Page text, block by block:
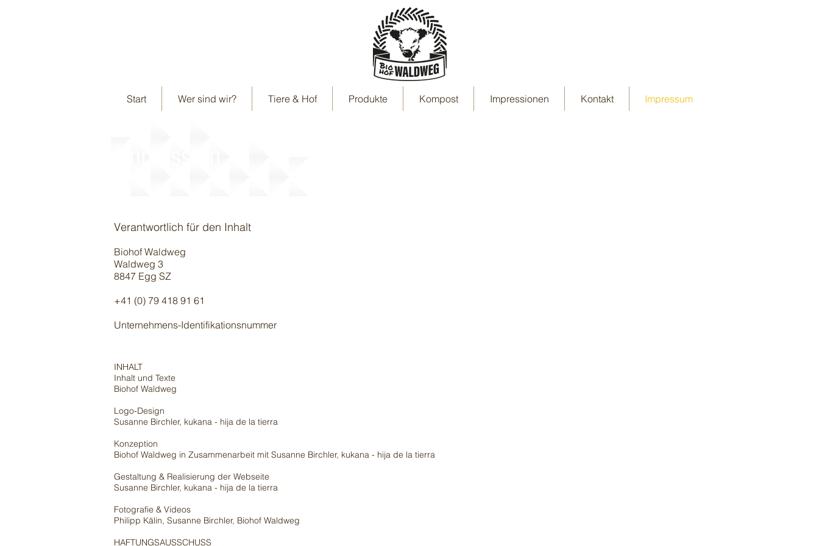
Start Wer sind wir? Tiere & Hof Produkte Kompost Impressionen Kontakt Impressum
Verantwortlich für den Inhalt
Biohof Waldweg
Waldweg 3
8847 Egg SZ
+41 (0) 79 418 91 61
Unternehmens-Identifikationsnummer
INHALT
Inhalt und Texte
Biohof Waldweg
Logo-Design
Susanne Birchler, kukana - hija de la tierra
Konzeption
Biohof Waldweg in Zusammenarbeit mit Susanne Birchler, kukana - hija de la tierra
Gestaltung & Realisierung der Webseite
Susanne Birchler, kukana - hija de la tierra
Fotografie & Videos
Philipp Kälin, Susanne Birchler, Biohof Waldweg
HAFTUNGSAUSSCHUSS